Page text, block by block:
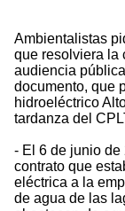
Ambientalistas
que resolviera la
audiencia
documento, que
hidroeléctrico
tardanza del
- El 6 de junio de
contrato que
eléctrica a la
de agua de las